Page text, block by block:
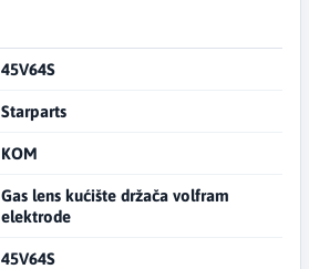
45V64S
Starparts
KOM
Gas lens kućište držača volfram
elektrode
45V64S